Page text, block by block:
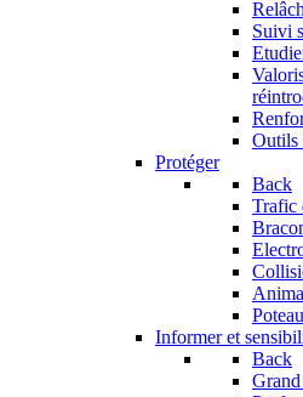
Suivi
Outils
Protéger
Back
Trafic
Informer et
Back